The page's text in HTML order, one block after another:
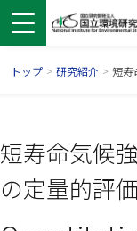
トップ > 研究紹介 > 短寿
短寿命気候
の定量的評